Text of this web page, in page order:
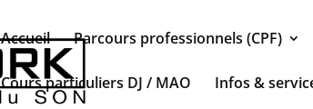
Accueil Parcours professionnels (CPF)
Cours particuliers DJ / MAO Infos &